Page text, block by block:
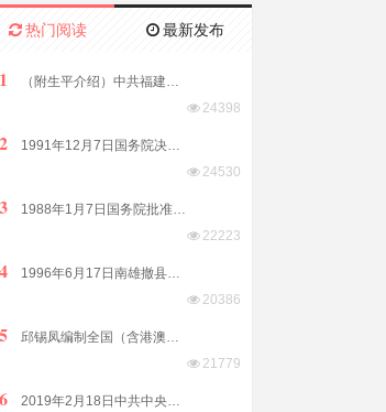
热门阅读 最新发布
1
（附生平介绍）中共福建省委原副书记、福建省政协原副主席林开钦同志2022年8月15日在福州逝世享年89岁
24398
2
1991年12月7日国务院决定原汕头市饶平县划归潮州市管辖
24530
3
1988年1月7日国务院批准析江门市阳江、阳春两县置阳江地级市
22223
4
1996年6月17日南雄撤县改市隶属广东省由韶关市代管
20386
5
邱锡凤编制全国（含港澳台）客家方言分布全表（征求意见稿）2019年8月12日发布
21779
6
2019年2月18日中共中央国务院印发《粤港澳大湾区发展规划纲要》